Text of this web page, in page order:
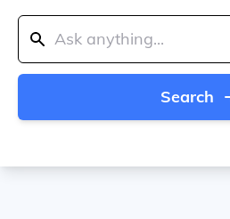
Search